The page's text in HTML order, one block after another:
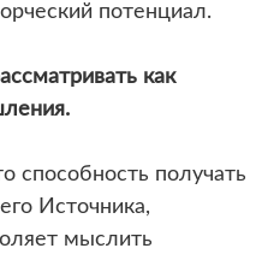
потенциал.
как
получать
Источника,
мыслить